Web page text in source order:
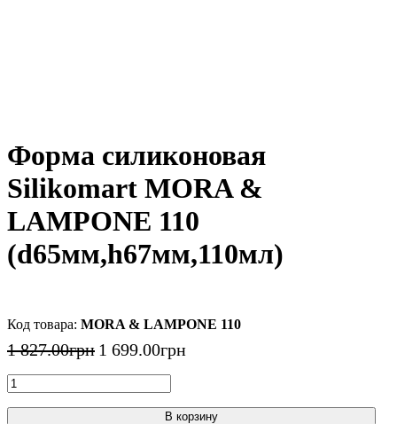
Форма силиконовая
Silikomart MORA &
LAMPONE 110
(d65мм,h67мм,110мл)
MORA & LAMPONE 110
1 827.00грн 1 699.00грн
В корзину